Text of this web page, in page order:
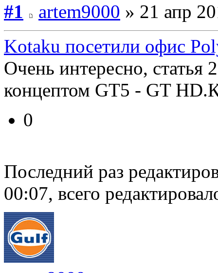
#1
artem9000 » 21 апр
Kotaku посетили офис
Очень интересно, статья
концептом GT5 - GT
0
Последний раз
00:07, всего